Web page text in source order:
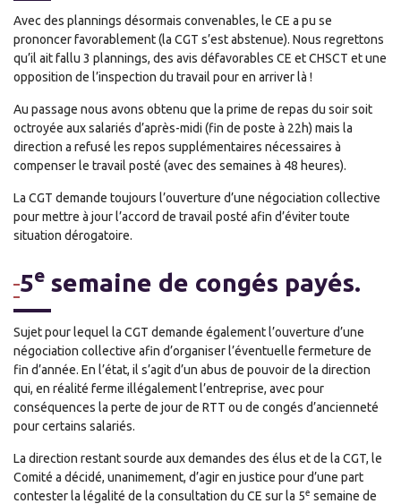
Avec des plannings désormais convenables, le CE a pu se
prononcer favorablement (la CGT s’est abstenue). Nous regrettons
qu’il ait fallu 3 plannings, des avis défavorables CE et CHSCT et une
opposition de l’inspection du travail pour en arriver là !
Au passage nous avons obtenu que la prime de repas du soir soit
octroyée aux salariés d’après-midi (fin de poste à 22h) mais la
direction a refusé les repos supplémentaires nécessaires à
compenser le travail posté (avec des semaines à 48 heures).
La CGT demande toujours l’ouverture d’une négociation collective
pour mettre à jour l’accord de travail posté afin d’éviter toute
situation dérogatoire.
5e semaine de congés payés.
Sujet pour lequel la CGT demande également l’ouverture d’une
négociation collective afin d’organiser l’éventuelle fermeture de
fin d’année. En l’état, il s’agit d’un abus de pouvoir de la direction
qui, en réalité ferme illégalement l’entreprise, avec pour
conséquences la perte de jour de RTT ou de congés d’ancienneté
pour certains salariés.
La direction restant sourde aux demandes des élus et de la CGT, le
Comité a décidé, unanimement, d’agir en justice pour d’une part
contester la légalité de la consultation du CE sur la 5e semaine de